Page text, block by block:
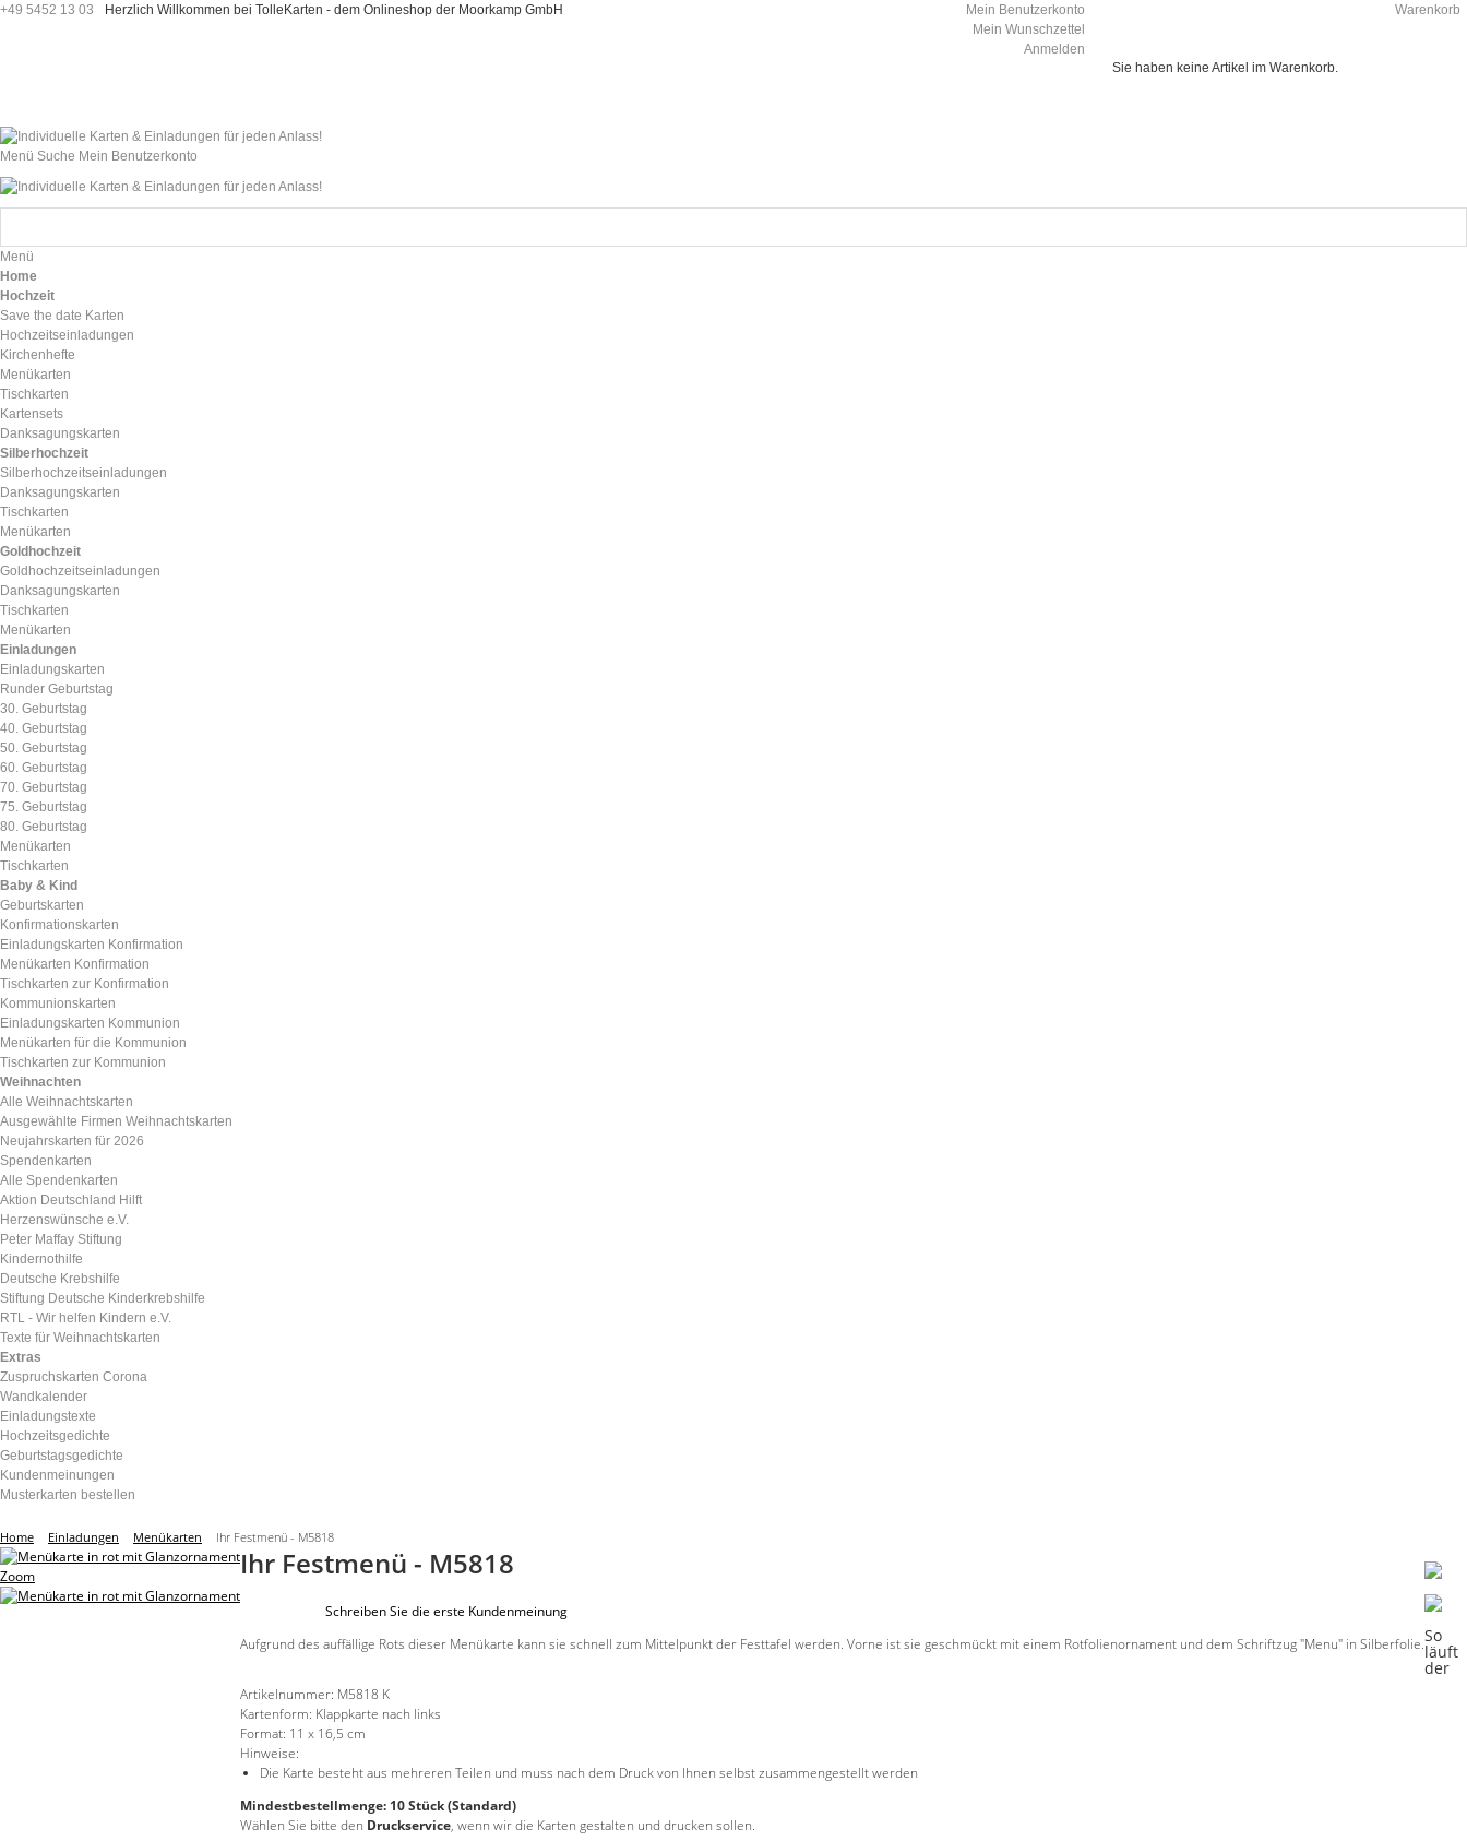
+49 5452 13 03 Herzlich Willkommen bei TolleKarten - dem Onlineshop der Moorkamp GmbH Warenkorb
Sie haben keine Artikel im Warenkorb.
Mein Benutzerkonto
Mein Wunschzettel
Anmelden
Menü Suche Mein Benutzerkonto
Menü
Home
Hochzeit
Save the date Karten
Hochzeitseinladungen
Kirchenhefte
Menükarten
Tischkarten
Kartensets
Danksagungskarten
Silberhochzeit
Silberhochzeitseinladungen
Danksagungskarten
Tischkarten
Menükarten
Goldhochzeit
Goldhochzeitseinladungen
Danksagungskarten
Tischkarten
Menükarten
Einladungen
Einladungskarten
Runder Geburtstag
30. Geburtstag
40. Geburtstag
50. Geburtstag
60. Geburtstag
70. Geburtstag
75. Geburtstag
80. Geburtstag
Menükarten
Tischkarten
Baby & Kind
Geburtskarten
Konfirmationskarten
Einladungskarten Konfirmation
Menükarten Konfirmation
Tischkarten zur Konfirmation
Kommunionskarten
Einladungskarten Kommunion
Menükarten für die Kommunion
Tischkarten zur Kommunion
Weihnachten
Alle Weihnachtskarten
Ausgewählte Firmen Weihnachtskarten
Neujahrskarten für 2026
Spendenkarten
Alle Spendenkarten
Aktion Deutschland Hilft
Herzenswünsche e.V.
Peter Maffay Stiftung
Kindernothilfe
Deutsche Krebshilfe
Stiftung Deutsche Kinderkrebshilfe
RTL - Wir helfen Kindern e.V.
Texte für Weihnachtskarten
Extras
Zuspruchskarten Corona
Wandkalender
Einladungstexte
Hochzeitsgedichte
Geburtstagsgedichte
Kundenmeinungen
Musterkarten bestellen
Home Einladungen Menükarten Ihr Festmenü - M5818
Zoom Ihr Festmenü - M5818
Schreiben Sie die erste Kundenmeinung
Aufgrund des auffällige Rots dieser Menükarte kann sie schnell zum Mittelpunkt der Festtafel werden. Vorne ist sie geschmückt mit einem Rotfolienornament und dem Schriftzug "Menu" in Silberfolie.
Artikelnummer: M5818 K
Kartenform: Klappkarte nach links
Format: 11 x 16,5 cm
Hinweise:
Die Karte besteht aus mehreren Teilen und muss nach dem Druck von Ihnen selbst zusammengestellt werden
Mindestbestellmenge: 10 Stück (Standard)
Wählen Sie bitte den Druckservice, wenn wir die Karten gestalten und drucken sollen.
So
läuft
der